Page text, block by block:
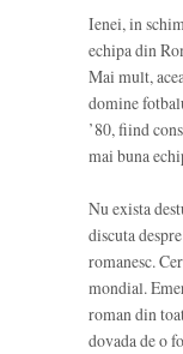
Ienei, in
echipa din
Mai mult,
domine
’80, fiind
mai buna
Nu exista
discuta
romanesc.
mondial.
roman din
dovada de o